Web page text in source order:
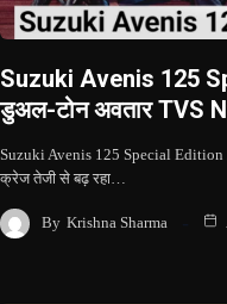
Suzuki Avenis 125
डुअल-टोन अवतार TVS
Suzuki Avenis 125 Special Edition
क्रेज तेजी से बढ़ रहा…
By Krishna Sharma